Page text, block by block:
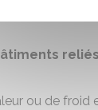
des
ou de froid